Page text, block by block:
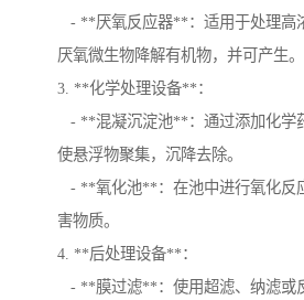
- **厌氧反应器**：适用于处理高
厌氧微生物降解有机物，并可产生。
3. **化学处理设备**：
- **混凝沉淀池**：通过添加化学
使悬浮物聚集，沉降去除。
- **氧化池**：在池中进行氧化反
害物质。
4. **后处理设备**：
- **膜过滤**：使用超滤、纳滤或